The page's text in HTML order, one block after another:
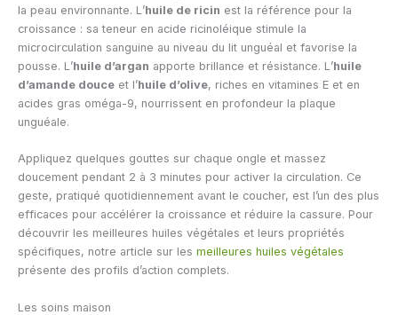
la peau environnante. L’huile de ricin est la référence pour la
croissance : sa teneur en acide ricinoléique stimule la
microcirculation sanguine au niveau du lit unguéal et favorise la
pousse. L’huile d’argan apporte brillance et résistance. L’huile
d’amande douce et l’huile d’olive, riches en vitamines E et en
acides gras oméga-9, nourrissent en profondeur la plaque
unguéale.
Appliquez quelques gouttes sur chaque ongle et massez
doucement pendant 2 à 3 minutes pour activer la circulation. Ce
geste, pratiqué quotidiennement avant le coucher, est l’un des plus
efficaces pour accélérer la croissance et réduire la cassure. Pour
découvrir les meilleures huiles végétales et leurs propriétés
spécifiques, notre article sur les meilleures huiles végétales
présente des profils d’action complets.
Les soins maison